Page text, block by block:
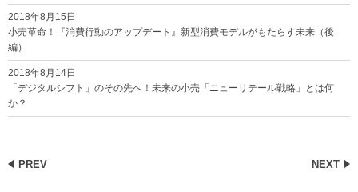
2018年8月15日
小売革命！『消費行動のアップデート』新型消費モデルがもたらす未来（後
編）
2018年8月14日
「デジタルシフト」のその先へ！未来の小売「ニューリテール戦略」とは何
か？
PREV NEXT